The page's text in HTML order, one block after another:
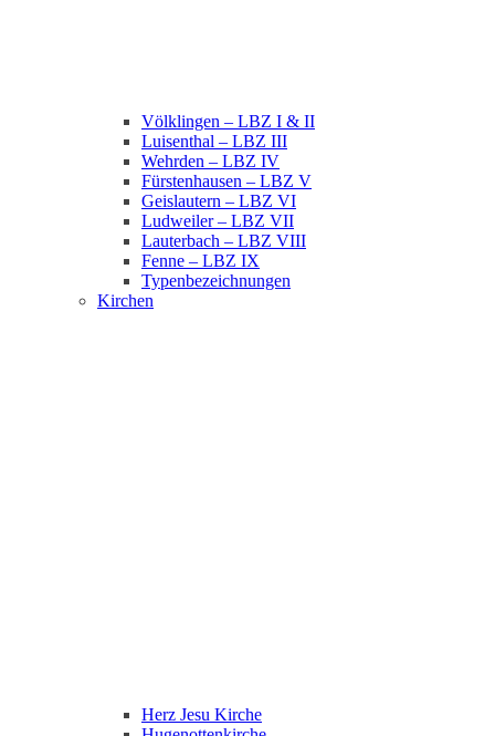
Völklingen – LBZ I & II
Luisenthal – LBZ III
Wehrden – LBZ IV
Fürstenhausen – LBZ V
Geislautern – LBZ VI
Ludweiler – LBZ VII
Lauterbach – LBZ VIII
Fenne – LBZ IX
Typenbezeichnungen
Kirchen
Herz Jesu Kirche